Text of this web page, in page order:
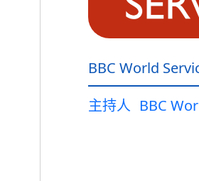
BBC World
主持人 BBC